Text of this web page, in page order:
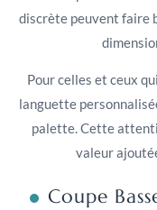
discrète peuvent faire
Pour celles et ceux
languette
palette. Cette
valeur
Coupe